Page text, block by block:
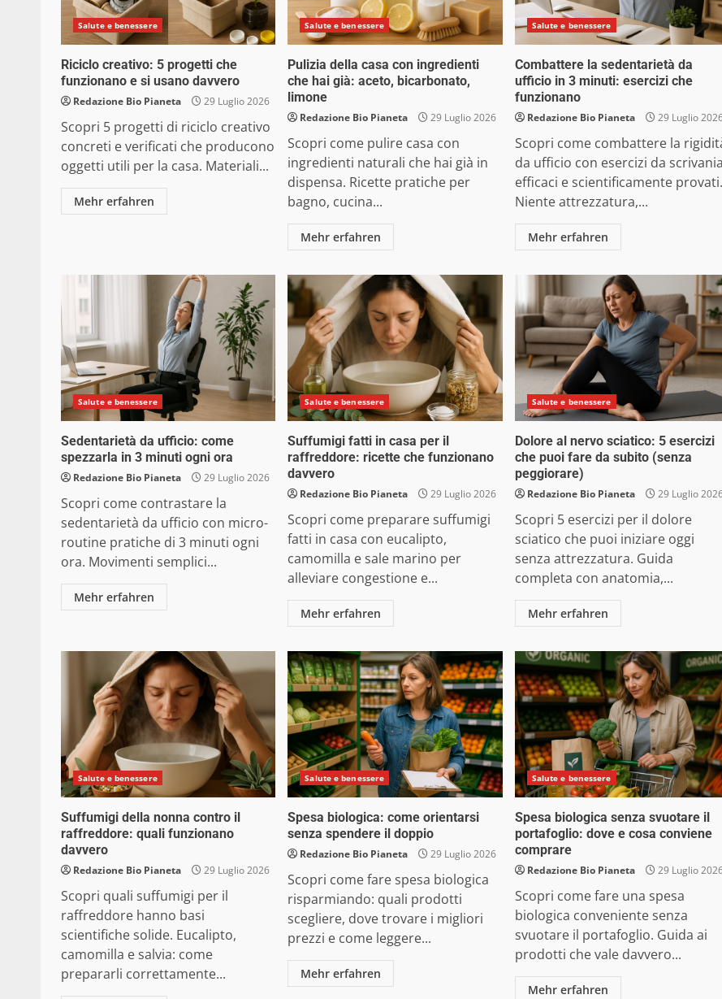
Salute e benessere
Riciclo creativo: 5 progetti che
funzionano e si usano davvero
Redazione Bio Pianeta 29 Luglio 2026
Scopri 5 progetti di riciclo creativo
concreti e verificati che producono
oggetti utili per la casa. Materiali...
Mehr erfahren
Salute e benessere
Pulizia della casa con ingredienti
che hai già: aceto, bicarbonato,
limone
Redazione Bio Pianeta 29 Luglio 2026
Scopri come pulire casa con
ingredienti naturali che hai già in
dispensa. Ricette pratiche per
bagno, cucina...
Mehr erfahren
Salute e benessere
Combattere la sedentarietà da
ufficio in 3 minuti: esercizi che
funzionano
Redazione Bio Pianeta 29 Luglio
Scopri come combattere la
da ufficio con esercizi da scrivania
efficaci e scientificamente provati.
Niente attrezzatura,...
Mehr erfahren
Salute e benessere
Sedentarietà da ufficio: come
spezzarla in 3 minuti ogni ora
Redazione Bio Pianeta 29 Luglio 2026
Scopri come contrastare la
sedentarietà da ufficio con micro-
routine pratiche di 3 minuti ogni
ora. Movimenti semplici...
Mehr erfahren
Salute e benessere
Suffumigi fatti in casa per il
raffreddore: ricette che funzionano
davvero
Redazione Bio Pianeta 29 Luglio 2026
Scopri come preparare suffumigi
fatti in casa con eucalipto,
camomilla e sale marino per
alleviare congestione e...
Mehr erfahren
Salute e benessere
Dolore al nervo sciatico: 5 esercizi
che puoi fare da subito (senza
peggiorare)
Redazione Bio Pianeta 29 Luglio
Scopri 5 esercizi per il dolore
sciatico che puoi iniziare oggi
senza attrezzatura. Guida
completa con anatomia,...
Mehr erfahren
Salute e benessere
Suffumigi della nonna contro il
raffreddore: quali funzionano
davvero
Redazione Bio Pianeta 29 Luglio 2026
Scopri quali suffumigi per il
raffreddore hanno basi
scientifiche solide. Eucalipto,
camomilla e salvia: come
prepararli correttamente...
Salute e benessere
Spesa biologica: come orientarsi
senza spendere il doppio
Redazione Bio Pianeta 29 Luglio 2026
Scopri come fare spesa biologica
risparmiando: quali prodotti
scegliere, dove trovare i migliori
prezzi e come leggere...
Mehr erfahren
Salute e benessere
Spesa biologica senza svuotare il
portafoglio: dove e cosa conviene
comprare
Redazione Bio Pianeta 29 Luglio
Scopri come fare una spesa
biologica conveniente senza
svuotare il portafoglio. Guida ai
prodotti che vale davvero...
Mehr erfahren